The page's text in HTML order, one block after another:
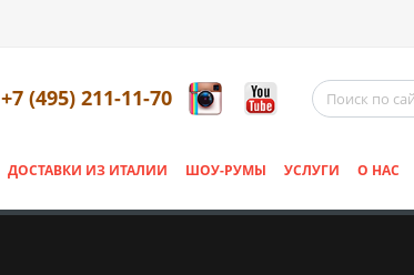
+7 (495) 211-11-70
ДОСТАВКИ ИЗ ИТАЛИИ ШОУ-РУМЫ УСЛУГИ О НАС